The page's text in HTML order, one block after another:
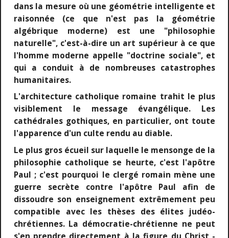
dans la mesure où une géométrie intelligente et
raisonnée (ce que n'est pas la géométrie
algébrique moderne) est une "philosophie
naturelle", c'est-à-dire un art supérieur à ce que
l'homme moderne appelle "doctrine sociale", et
qui a conduit à de nombreuses catastrophes
humanitaires.
L'architecture catholique romaine trahit le plus
visiblement le message évangélique. Les
cathédrales gothiques, en particulier, ont toute
l'apparence d'un culte rendu au diable.
Le plus gros écueil sur laquelle le mensonge de la
philosophie catholique se heurte, c'est l'apôtre
Paul ; c'est pourquoi le clergé romain mène une
guerre secrète contre l'apôtre Paul afin de
dissoudre son enseignement extrêmement peu
compatible avec les thèses des élites judéo-
chrétiennes. La démocratie-chrétienne ne peut